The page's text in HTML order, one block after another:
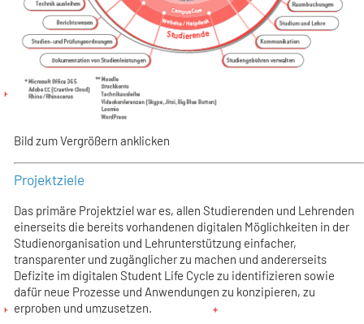
Bild zum Vergrößern anklicken
Projektziele
Das primäre Projektziel war es, allen Studierenden und Lehrenden
einerseits die bereits vorhandenen digitalen Möglichkeiten in der
Studienorganisation und Lehrunterstützung einfacher,
transparenter und zugänglicher zu machen und andererseits
Defizite im digitalen Student Life Cycle zu identifizieren sowie
dafür neue Prozesse und Anwendungen zu konzipieren, zu
erproben und umzusetzen.